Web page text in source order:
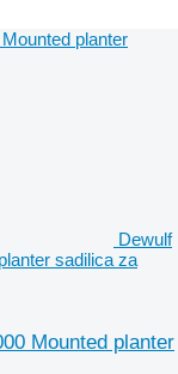
Dewulf
sadilica za
Mounted planter